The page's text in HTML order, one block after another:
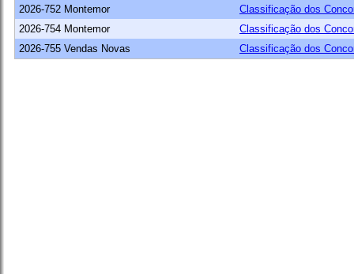
2026-752 Montemor
Classificação dos
2026-754 Montemor
Classificação dos
2026-755 Vendas Novas
Classificação dos